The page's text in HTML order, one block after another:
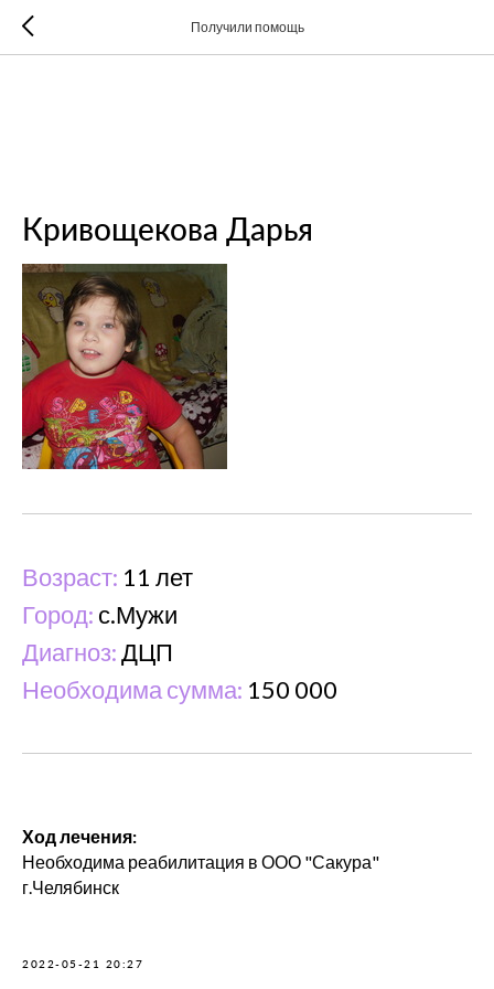
Получили помощь
Кривощекова Дарья
Возраст: 11 лет
Город: с.Мужи
Диагноз:ДЦП
Необходима сумма: 150 000
Ход лечения:
Необходима реабилитация в ООО "Сакура"
г.Челябинск
2022-05-21 20:27